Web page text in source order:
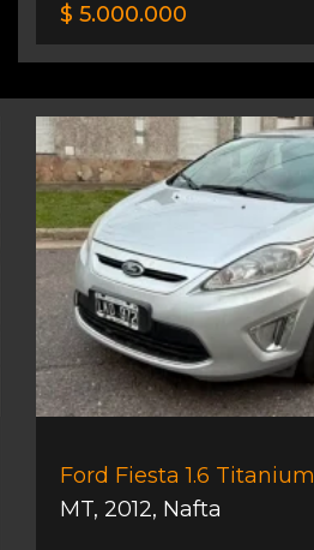
$ 5.000.000
Ford Fiesta 1.6 Titanium
MT, 2012, Nafta